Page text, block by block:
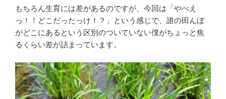
もちろん生育には差があるのですが、今回は「やべえ
っ！！どこだったっけ！？」という感じで、誰の田んぼ
がどこにあるという区別のついていない僕がちょっと焦
るくらい差が詰まっています。